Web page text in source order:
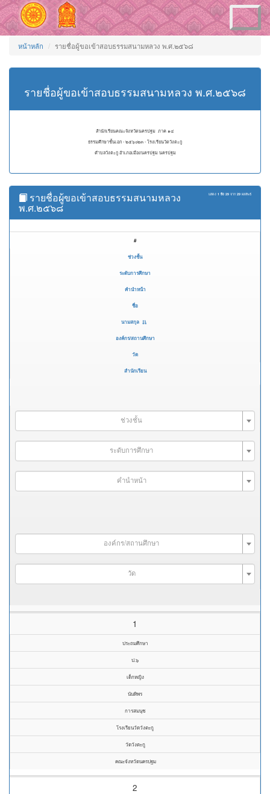
Toggle
navigation
หน้าหลัก รายชื่อผู้ขอเข้าสอบธรรมสนามหลวง พ.ศ.๒๕๖๘
รายชื่อผู้ขอเข้าสอบธรรมสนามหลวง พ.ศ.๒๕๖๘
สำนักเรียนคณะจังหวัดนครปฐม ภาค ๑๔
ธรรมศึกษาชั้นเอก - ๒๕๖๐๒๓ - โรงเรียนวัดวังตะกู
ตำบลวังตะกู อำเภอเมืองนครปฐม นครปฐม
แสดง 1 ถึง 29 จาก 29 ผลลัพธ์
รายชื่อผู้ขอเข้าสอบธรรมสนามหลวง
พ.ศ.๒๕๖๘
#
ช่วงชั้น
ระดับการศึกษา
คำนำหน้า
ชื่อ
นามสกุล
องค์กร/สถานศึกษา
วัด
สำนักเรียน
ช่วงชั้น
ระดับการศึกษา
คำนำหน้า
องค์กร/สถานศึกษา
วัด
1
ประถมศึกษา
ป.๖
เด็กหญิง
นันทิพร
การสมนุช
โรงเรียนวัดวังตะกู
วัดวังตะกู
คณะจังหวัดนครปฐม
2